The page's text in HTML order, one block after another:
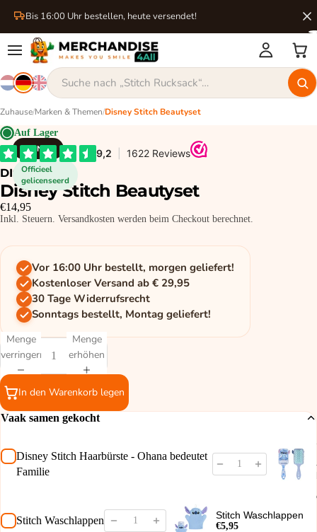
Bis 16:00 Uhr bestellen, heute versendet!
Zuhause/Marken & Themen/Disney Stitch Beautyset
DISNEY
Officieel
gelicenseerd
Auf Lager
DISNEY
Disney Stitch Beautyset
€14,95
Inkl. Steuern. Versandkosten werden beim Checkout berechnet.
Vor 16:00 Uhr bestellt, morgen geliefert!
Kostenloser Versand ab € 29,95
30 Tage Widerrufsrecht
Sonntags bestellt, Montag geliefert!
Menge
verringern
Menge
erhöhen
In den Warenkorb legen
Vaak samen gekocht
Disney Stitch Haarbürste - Ohana bedeutet
Familie
Stitch Waschlappen Stitch Waschlappen
€5,95